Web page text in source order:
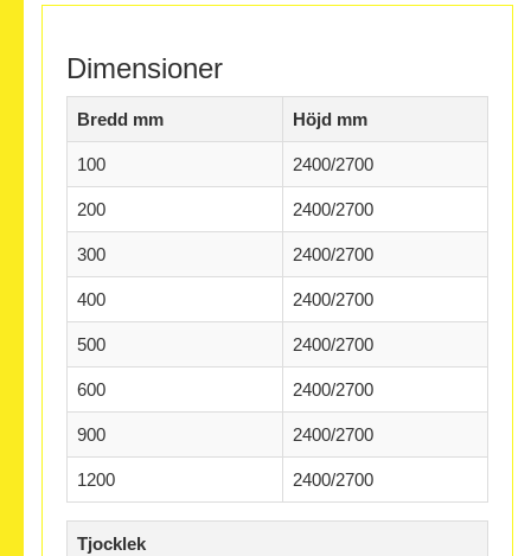
Dimensioner
Bredd mm Höjd mm
100 2400/2700
200 2400/2700
300 2400/2700
400 2400/2700
500 2400/2700
600 2400/2700
900 2400/2700
1200 2400/2700
Tjocklek